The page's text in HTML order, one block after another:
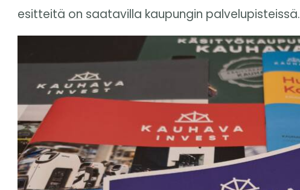
esitteitä on saatavilla kaupungin palvelupisteissä.